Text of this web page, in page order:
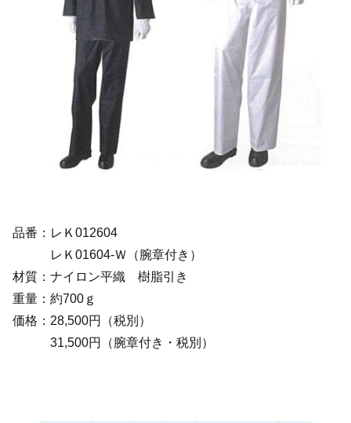
品番：レＫ012604
レＫ01604-Ｗ（腕章付き）
材質：ナイロン平織 樹脂引き
重量：約700ｇ
価格：28,500円（税別）
31,500円（腕章付き・税別）